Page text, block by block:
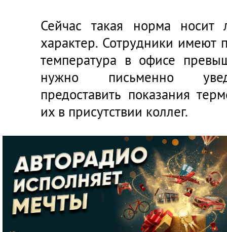
Сейчас такая норма носит
характер. Сотрудники имеют
температура в офисе
нужно письменно
предоставить показания
их в присутствии коллег.